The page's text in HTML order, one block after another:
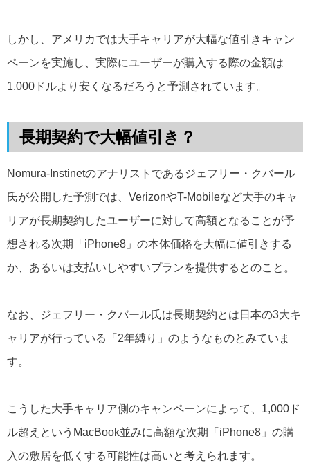
しかし、アメリカでは大手キャリアが大幅な値引きキャン
ペーンを実施し、実際にユーザーが購入する際の金額は
1,000ドルより安くなるだろうと予測されています。
長期契約で大幅値引き？
Nomura-Instinetのアナリストであるジェフリー・クバール
氏が公開した予測では、VerizonやT-Mobileなど大手のキャ
リアが長期契約したユーザーに対して高額となることが予
想される次期「iPhone8」の本体価格を大幅に値引きする
か、あるいは支払いしやすいプランを提供するとのこと。
なお、ジェフリー・クバール氏は長期契約とは日本の3大キ
ャリアが行っている「2年縛り」のようなものとみていま
す。
こうした大手キャリア側のキャンペーンによって、1,000ド
ル超えというMacBook並みに高額な次期「iPhone8」の購
入の敷居を低くする可能性は高いと考えられます。